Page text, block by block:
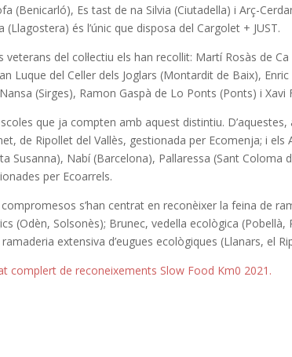
(Benicarló), Es tast de na Silvia (Ciutadella) i Arç-
és l’únic que disposa del Cargolet + JUST.
del col·lectiu els han recollit: Martí Rosàs de
Luque del Celler dels Joglars (Montardit de Baix),
(Sirges), Ramon Gaspà de Lo Ponts (Ponts) i
que ja compten amb aquest distintiu. D’aquestes,
de Ripollet del Vallès, gestionada per Ecomenja; i els
Susanna), Nabí (Barcelona), Pallaressa (Sant Coloma
per Ecoarrels.
s’han centrat en reconèixer la feina de
(Odèn, Solsonès); Brunec, vedella ecològica (Pobellà,
extensiva d’eugues ecològiques (Llanars, el
complert de reconeixements Slow Food Km0 2021.